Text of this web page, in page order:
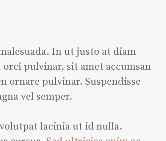
In ut justo at diam
pulvinar, sit amet accumsan
ornare pulvinar. Suspendisse
vel semper.
lacinia ut id nulla.